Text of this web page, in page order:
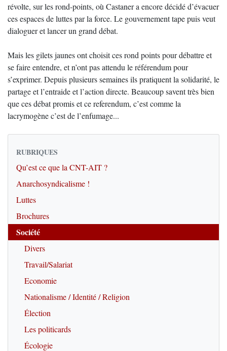
révolte, sur les rond-points, où Castaner a encore décidé d’évacuer
ces espaces de luttes par la force. Le gouvernement tape puis veut
dialoguer et lancer un grand débat.
Mais les gilets jaunes ont choisit ces rond points pour débattre et
se faire entendre, et n’ont pas attendu le référendum pour
s’exprimer. Depuis plusieurs semaines ils pratiquent la solidarité, le
partage et l’entraide et l’action directe. Beaucoup savent très bien
que ces débat promis et ce referendum, c’est comme la
lacrymogène c’est de l’enfumage...
RUBRIQUES
Qu’est ce que la CNT-AIT ?
Anarchosyndicalisme !
Luttes
Brochures
Société
Divers
Travail/Salariat
Economie
Nationalisme / Identité / Religion
Élection
Les politicards
Écologie